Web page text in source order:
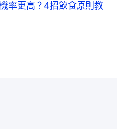
率更高？4招飲食原則教